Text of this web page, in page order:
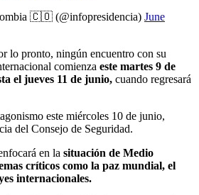
🇨🇴 (@infopresidencia) June
lo pronto, ningún encuentro con su
comienza este martes 9 de
el jueves 11 de junio, cuando regresará
este miércoles 10 de junio,
del Consejo de Seguridad.
en la situación de Medio
críticos como la paz mundial, el
internacionales.